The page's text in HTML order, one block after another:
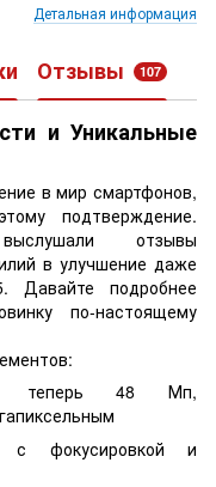
Детальная информация
Отзывы 107
и Уникальные
в мир смартфонов,
подтверждение.
отзывы
в улучшение даже
Давайте подробнее
по-настоящему
теперь 48 Мп,
с фокусировкой и